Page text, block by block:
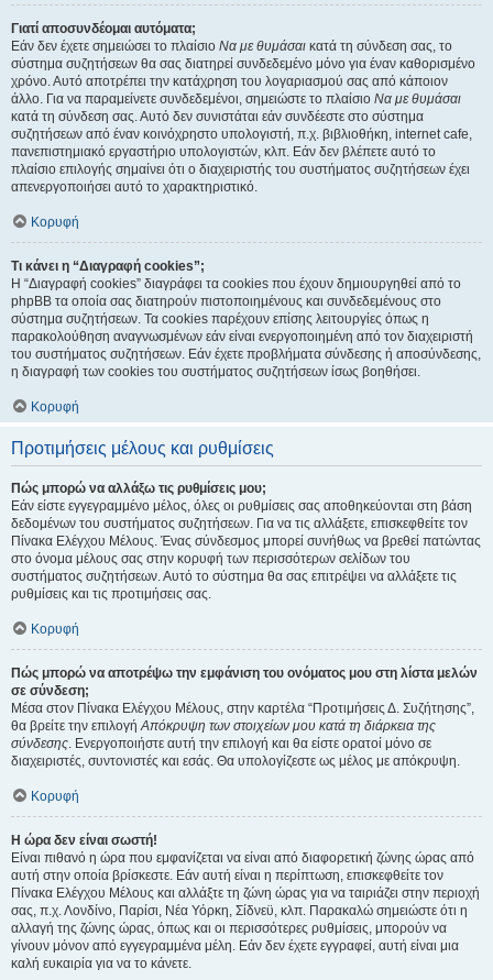
Γιατί αποσυνδέομαι αυτόματα;
Εάν δεν έχετε σημειώσει το πλαίσιο Να με θυμάσαι κατά τη σύνδεση σας, το
σύστημα συζητήσεων θα σας διατηρεί συνδεδεμένο μόνο για έναν καθορισμένο
χρόνο. Αυτό αποτρέπει την κατάχρηση του λογαριασμού σας από κάποιον
άλλο. Για να παραμείνετε συνδεδεμένοι, σημειώστε το πλαίσιο Να με θυμάσαι
κατά τη σύνδεση σας. Αυτό δεν συνιστάται εάν συνδέεστε στο σύστημα
συζητήσεων από έναν κοινόχρηστο υπολογιστή, π.χ. βιβλιοθήκη, internet cafe,
πανεπιστημιακό εργαστήριο υπολογιστών, κλπ. Εάν δεν βλέπετε αυτό το
πλαίσιο επιλογής σημαίνει ότι ο διαχειριστής του συστήματος συζητήσεων έχει
απενεργοποιήσει αυτό το χαρακτηριστικό.
Κορυφή
Τι κάνει η “Διαγραφή cookies”;
Η “Διαγραφή cookies” διαγράφει τα cookies που έχουν δημιουργηθεί από το
phpBB τα οποία σας διατηρούν πιστοποιημένους και συνδεδεμένους στο
σύστημα συζητήσεων. Τα cookies παρέχουν επίσης λειτουργίες όπως η
παρακολούθηση αναγνωσμένων εάν είναι ενεργοποιημένη από τον διαχειριστή
του συστήματος συζητήσεων. Εάν έχετε προβλήματα σύνδεσης ή αποσύνδεσης,
η διαγραφή των cookies του συστήματος συζητήσεων ίσως βοηθήσει.
Κορυφή
Προτιμήσεις μέλους και ρυθμίσεις
Πώς μπορώ να αλλάξω τις ρυθμίσεις μου;
Εάν είστε εγγεγραμμένο μέλος, όλες οι ρυθμίσεις σας αποθηκεύονται στη βάση
δεδομένων του συστήματος συζητήσεων. Για να τις αλλάξετε, επισκεφθείτε τον
Πίνακα Ελέγχου Μέλους. Ένας σύνδεσμος μπορεί συνήθως να βρεθεί πατώντας
στο όνομα μέλους σας στην κορυφή των περισσότερων σελίδων του
συστήματος συζητήσεων. Αυτό το σύστημα θα σας επιτρέψει να αλλάξετε τις
ρυθμίσεις και τις προτιμήσεις σας.
Κορυφή
Πώς μπορώ να αποτρέψω την εμφάνιση του ονόματος μου στη λίστα μελών
σε σύνδεση;
Μέσα στον Πίνακα Ελέγχου Μέλους, στην καρτέλα “Προτιμήσεις Δ. Συζήτησης”,
θα βρείτε την επιλογήΑπόκρυψη των στοιχείων μου κατά τη διάρκεια της
σύνδεσης. Ενεργοποιήστε αυτή την επιλογή και θα είστε ορατοί μόνο σε
διαχειριστές, συντονιστές και εσάς. Θα υπολογίζεστε ως μέλος με απόκρυψη.
Κορυφή
Η ώρα δεν είναι σωστή!
Είναι πιθανό η ώρα που εμφανίζεται να είναι από διαφορετική ζώνης ώρας από
αυτή στην οποία βρίσκεστε. Εάν αυτή είναι η περίπτωση, επισκεφθείτε τον
Πίνακα Ελέγχου Μέλους και αλλάξτε τη ζώνη ώρας για να ταιριάζει στην περιοχή
σας, π.χ. Λονδίνο, Παρίσι, Νέα Υόρκη, Σίδνεϋ, κλπ. Παρακαλώ σημειώστε ότι η
αλλαγή της ζώνης ώρας, όπως και οι περισσότερες ρυθμίσεις, μπορούν να
γίνουν μόνον από εγγεγραμμένα μέλη. Εάν δεν έχετε εγγραφεί, αυτή είναι μια
καλή ευκαιρία για να το κάνετε.